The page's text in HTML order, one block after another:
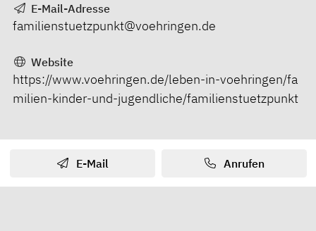
E-Mail-Adresse
familienstuetzpunkt@voehringen.de
Website
https://www.voehringen.de/leben-in-voehringen/fa
milien-kinder-und-jugendliche/familienstuetzpunkt
E-Mail Anrufen